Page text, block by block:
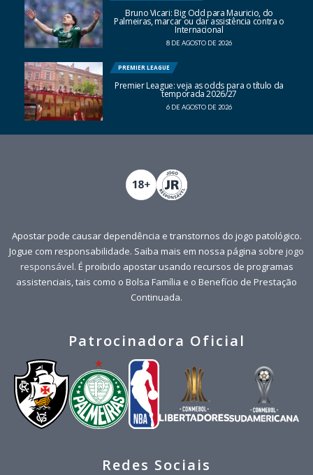
Bruno Vicari: Big Odd para Mauricio, do
Palmeiras, marcar ou dar assistência contra o
Internacional
8 DE AGOSTO DE 2026
PREMIER LEAGUE
Premier League: veja as odds para o título da
temporada 2026/27
6 DE AGOSTO DE 2026
Apostar pode causar dependência e transtornos do jogo patológico.
Jogue com responsabilidade. Saiba mais em nossa página sobre jogo
responsável. É proibido apostar usando recursos de programas
assistenciais, tais como o Bolsa Família e o Benefício de Prestação
Continuada.
Patrocinadora Oficial
Redes Sociais